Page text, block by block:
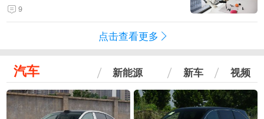
9
点击查看更多
汽车 新能源 新车 视频